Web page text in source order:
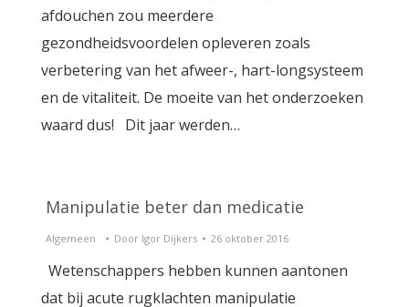
afdouchen zou meerdere
gezondheidsvoordelen opleveren zoals
verbetering van het afweer-, hart-longsysteem
en de vitaliteit. De moeite van het onderzoeken
waard dus! Dit jaar werden…
Manipulatie beter dan medicatie
Algemeen Door Igor Dijkers 26 oktober 2016
Wetenschappers hebben kunnen aantonen
dat bij acute rugklachten manipulatie